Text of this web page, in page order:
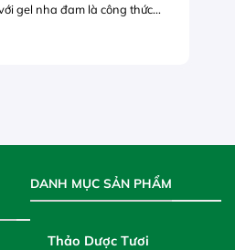
gel nha đam là công thức...
DANH MỤC SẢN PHẨM
Thảo Dược Tươi